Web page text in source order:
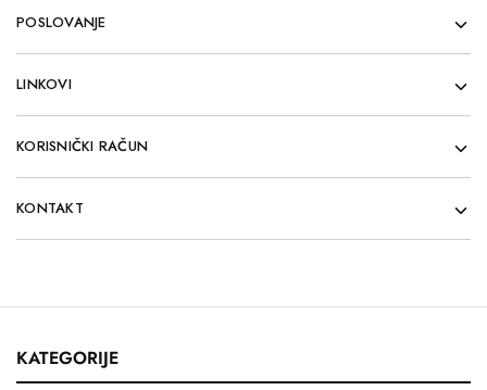
POSLOVANJE
LINKOVI
KORISNIČKI RAČUN
KONTAKT
KATEGORIJE